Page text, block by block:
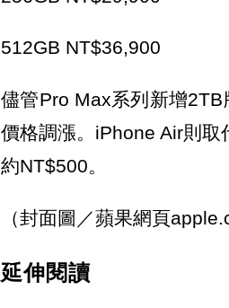
512GB NT$36,900
儘管Pro Max系列新增
價格調漲。iPhone Air則
約NT$500。
（封面圖／蘋果網頁
延伸閱讀